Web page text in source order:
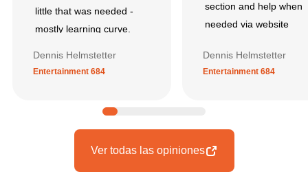
little that was needed -
mostly learning curve.
Dennis Helmstetter
Entertainment 684
section and help when
needed via website
Dennis Helmstetter
Entertainment 684
Ver todas las opiniones